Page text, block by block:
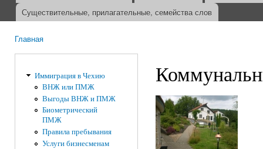
Существительные, прилагательные, семейства слов
Главная
Иммиграция в Чехию
ВНЖ или ПМЖ
Выгоды ВНЖ и ПМЖ
Биометрический
ПМЖ
Правила пребывания
Услуги бизнесменам